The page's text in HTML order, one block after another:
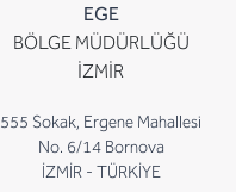
EGE
BÖLGE MÜDÜRLÜĞÜ
İZMİR
555 Sokak, Ergene Mahallesi
No. 6/14 Bornova
İZMİR - TÜRKİYE